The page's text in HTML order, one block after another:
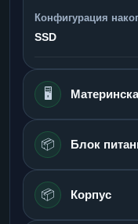
Конфигурация
SSD
🖥️
📦 Блок
📦 Корпус